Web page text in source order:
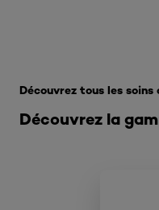
Découvrez la
Découvrez tous les